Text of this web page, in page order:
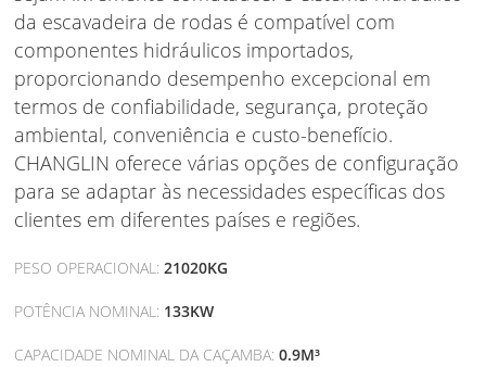
da escavadeira de rodas é compatível com
componentes hidráulicos importados,
proporcionando desempenho excepcional em
termos de confiabilidade, segurança, proteção
ambiental, conveniência e custo-benefício.
CHANGLIN oferece várias opções de configuração
para se adaptar às necessidades específicas dos
clientes em diferentes países e regiões.
PESO OPERACIONAL:21020KG
POTÊNCIA NOMINAL: 133KW
CAPACIDADE NOMINAL DA CAÇAMBA:0.9M³